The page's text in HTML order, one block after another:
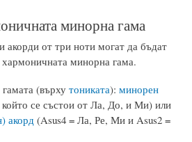
минорна гама
акорди от три ноти могат да бъдат
минорна гама.
(върху тониката): минорен
се състои от Ла, До, и Ми) или
акорд (Asus4 = Ла, Ре, Ми и Asus2 =